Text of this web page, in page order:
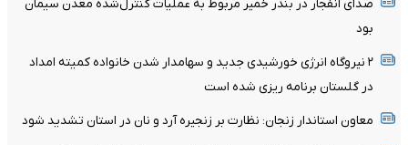
صدای انفجار در بندر خمیر مربوط به عملیات کنترل‌شده معدن سیمان
بود
۲ نیروگاه انرژی خورشیدی جدید و سهامدار شدن خانواده کمیته امداد
در گلستان برنامه ریزی شده است
معاون استاندار زنجان: نظارت بر زنجیره آرد و نان در استان تشدید شود